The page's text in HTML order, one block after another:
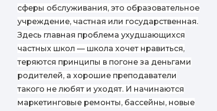
сферы обслуживания, это образовательное
учреждение, частная или государственная.
Здесь главная проблема ухудшающихся
частных школ — школа хочет нравиться,
теряются принципы в погоне за деньгами
родителей, а хорошие преподаватели
такого не любят и уходят. И начинаются
маркетинговые ремонты, бассейны, новые